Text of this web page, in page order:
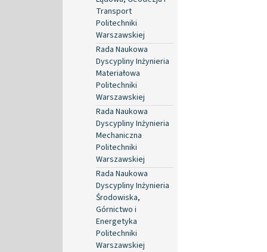
Transport
Politechniki
Warszawskiej
Rada Naukowa
Dyscypliny Inżynieria
Materiałowa
Politechniki
Warszawskiej
Rada Naukowa
Dyscypliny Inżynieria
Mechaniczna
Politechniki
Warszawskiej
Rada Naukowa
Dyscypliny Inżynieria
Środowiska,
Górnictwo i
Energetyka
Politechniki
Warszawskiej